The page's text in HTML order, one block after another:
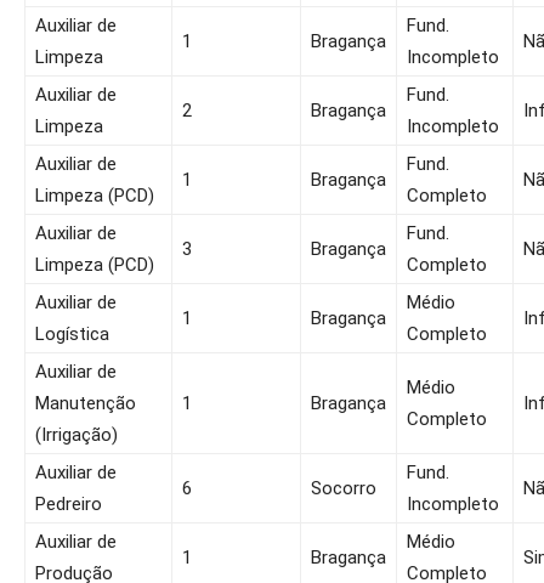
Auxiliar de
Limpeza
1 Bragança
Fund.
Incompleto
Auxiliar de
Limpeza
2 Bragança
Fund.
Incompleto
Auxiliar de
Limpeza (PCD)
1 Bragança
Fund.
Completo
Auxiliar de
Limpeza (PCD)
3 Bragança
Fund.
Completo
Auxiliar de
Logística
1 Bragança
Médio
Completo
Auxiliar de
Manutenção
(Irrigação)
1 Bragança
Médio
Completo
Auxiliar de
Pedreiro
6 Socorro
Fund.
Incompleto
Auxiliar de
Produção
1 Bragança
Médio
Completo